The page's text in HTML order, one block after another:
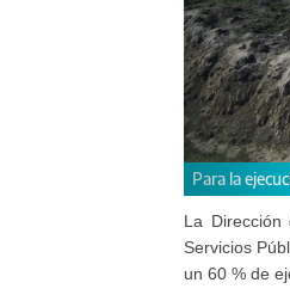
La
La Dirección
Servicios
un 60 % de